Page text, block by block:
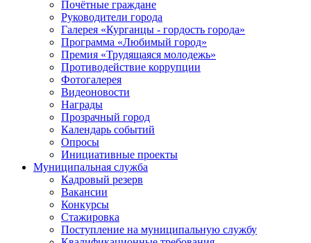
Почётные граждане
Руководители города
Галерея «Курганцы - гордость города»
Программа «Любимый город»
Премия «Трудящаяся молодежь»
Противодействие коррупции
Фотогалерея
Видеоновости
Награды
Прозрачный город
Календарь событий
Опросы
Инициативные проекты
Муниципальная служба
Кадровый резерв
Вакансии
Конкурсы
Стажировка
Поступление на муниципальную службу